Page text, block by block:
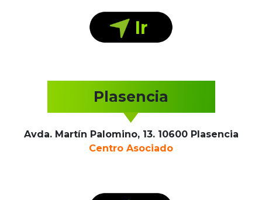
Plasencia
Avda. Martín Palomino, 13. 10600 Plasencia
Centro Asociado